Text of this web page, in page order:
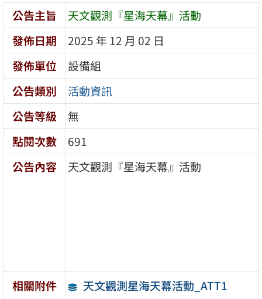
公告主旨
天文觀測『星海天幕』活動
發佈日期
2025 年 12 月 02 日
發佈單位
設備組
公告類別
活動資訊
公告等級
無
點閱次數
691
公告內容
天文觀測『星海天幕』活動
相關附件 天文觀測星海天幕活動_ATT1